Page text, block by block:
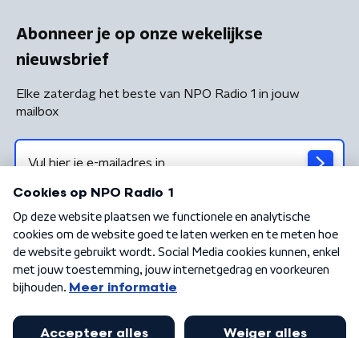
Abonneer je op onze wekelijkse
nieuwsbrief
Elke zaterdag het beste van NPO Radio 1 in jouw
mailbox
Algemene voorwaarden